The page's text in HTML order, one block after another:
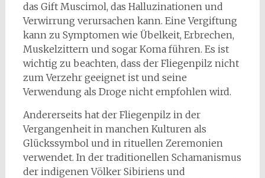
das Gift Muscimol, das Halluzinationen und
Verwirrung verursachen kann. Eine Vergiftung
kann zu Symptomen wie Übelkeit, Erbrechen,
Muskelzittern und sogar Koma führen. Es ist
wichtig zu beachten, dass der Fliegenpilz nicht
zum Verzehr geeignet ist und seine
Verwendung als Droge nicht empfohlen wird.
Andererseits hat der Fliegenpilz in der
Vergangenheit in manchen Kulturen als
Glückssymbol und in rituellen Zeremonien
verwendet. In der traditionellen Schamanismus
der indigenen Völker Sibiriens und